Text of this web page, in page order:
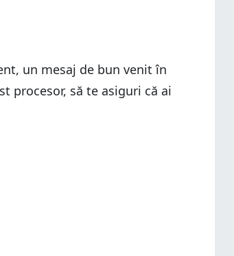
un mesaj de bun venit în
procesor, să te asiguri că ai